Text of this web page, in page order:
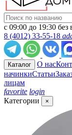
с 09:00 до 19:30
8 (4012) 33-55-18
Каталог О нас
начинкиСтатьи
лицам
favorite login
Категории
×